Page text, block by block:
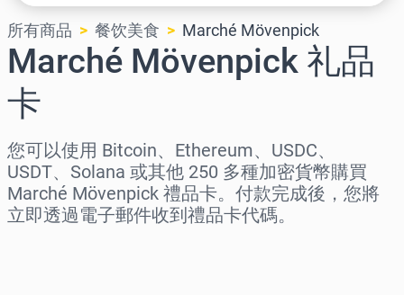
所有商品 餐饮美食 Marché Mövenpick
Marché Mövenpick 礼品
卡
您可以使用 Bitcoin、Ethereum、USDC、
USDT、Solana 或其他 250 多種加密貨幣購買
Marché Mövenpick 禮品卡。付款完成後，您將
立即透過電子郵件收到禮品卡代碼。